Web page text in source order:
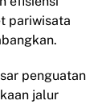
pariwisata
penguatan
jalur